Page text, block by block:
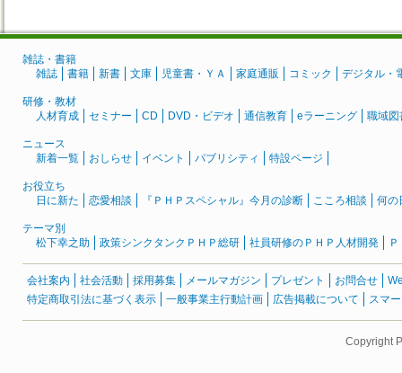
雑誌・書籍
雑誌
書籍 新書 文庫 児童書・ＹＡ 家庭通販 コミック デジタル・
研修・教材
人材育成
セミナー CD DVD・ビデオ 通信教育 eラーニング 職域図
ニュース
新着一覧
おしらせ イベント パブリシティ 特設ページ
お役立ち
日に新た
恋愛相談 『ＰＨＰスペシャル』今月の診断 こころ相談 何の
テーマ別
松下幸之助
政策シンクタンクＰＨＰ総研 社員研修のＰＨＰ人材開発
会社案内 社会活動 採用募集 メールマガジン プレゼント お問合せ
特定商取引法に基づく表示
一般事業主行動計画 広告掲載について スマ
Copyright